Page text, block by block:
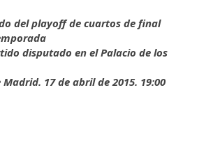
del playoff de cuartos de final
disputado en el Palacio de los
17 de abril de 2015. 19:00